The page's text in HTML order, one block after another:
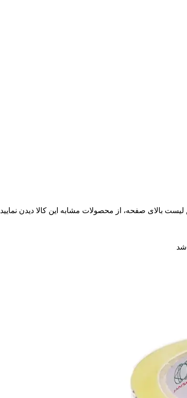
بالای صفحه، از محصولات مشابه این کالا دیدن نمایید
شد